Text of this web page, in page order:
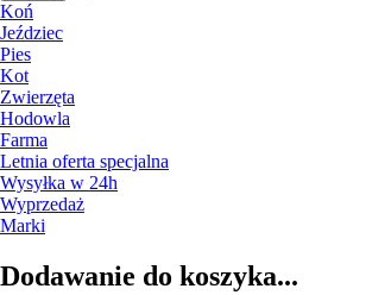
Koń
Jeździec
Pies
Kot
Zwierzęta
Hodowla
Farma
Letnia oferta specjalna
Wysyłka w 24h
Wyprzedaż
Marki
Dodawanie do koszyka...